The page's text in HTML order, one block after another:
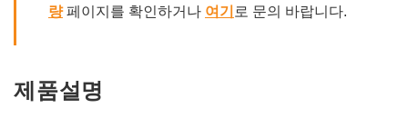
량페이지를 확인하거나 여기 로 문의 바랍니다.
제품설명